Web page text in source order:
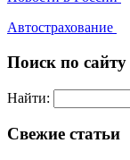
Автострахование
Поиск по сайту
Найти:
Свежие статьи